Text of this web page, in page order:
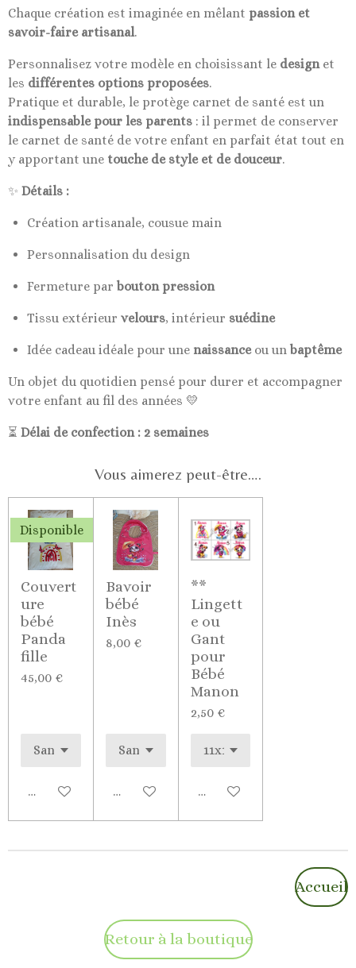
Chaque création est imaginée en mêlant passion et
savoir-faire artisanal.
Personnalisez votre modèle en choisissant le designet
les différentes options proposées.
Pratique et durable, le protège carnet de santé est un
indispensable pour les parents : il permet de conserver
le carnet de santé de votre enfant en parfait état tout en
y apportant une touche de style et de douceur.
✨ Détails :
Création artisanale, cousue main
Personnalisation du design
Fermeture par bouton pression
Tissu extérieur velours, intérieur suédine
Idée cadeau idéale pour une naissanceou un baptême
Un objet du quotidien pensé pour durer et accompagner
votre enfant au fil des années 💛
⏳ Délai de confection : 2 semaines
Vous aimerez peut-être….
Disponible
Couvert
ure
bébé
Panda
fille
45,00 €
Voir les détails
Bavoir
bébé
Inès
8,00 €
Voir les détails
**
Lingett
e ou
Gant
pour
Bébé
Manon
2,50 €
Voir les détails
Accueil
Retour à la boutique